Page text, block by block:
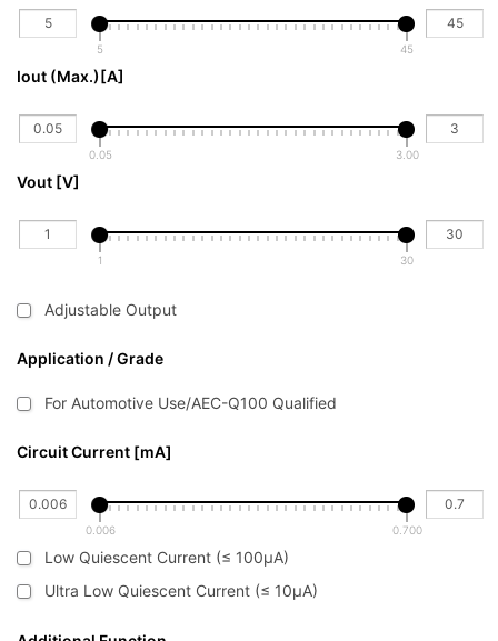
5 45
Iout (Max.)[A]
0.05 3.00
Vout [V]
1 30
Adjustable Output
Application / Grade
For Automotive Use/AEC-Q100 Qualified
Circuit Current [mA]
0.006 0.700
Low Quiescent Current (≤ 100μA)
Ultra Low Quiescent Current (≤ 10μA)